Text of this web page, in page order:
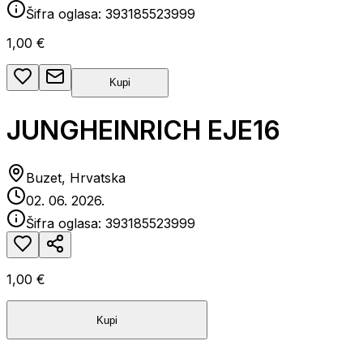
Šifra oglasa: 393185523999
1,00 €
Kupi
JUNGHEINRICH EJE16
Buzet, Hrvatska
02. 06. 2026.
Šifra oglasa: 393185523999
1,00 €
Kupi